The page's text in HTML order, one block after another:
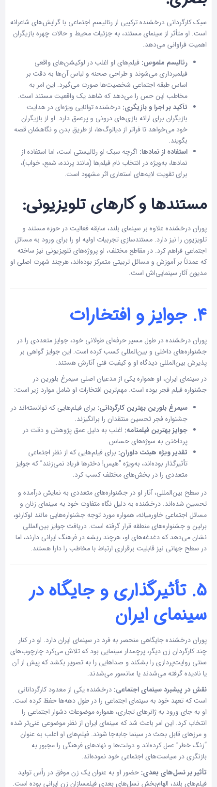
سبک کارگردانی درخشنده ترکیبی از رئالیسم اجتماعی با گرایش‌های شاعرانه
است. او متأثر از سینمای مستند، به جزئیات محیط و حالات چهره بازیگران
اهمیت فراوانی می‌دهد.
رئالیسم ملموس: فیلم‌های او اغلب در لوکیشن‌های واقعی
فیلمبرداری می‌شوند و طراحی صحنه و لباس آن‌ها به دقت بر
اساس طبقه اجتماعی شخصیت‌ها صورت می‌گیرد. این امر به
مخاطب این حس را می‌دهد که شاهد یک واقعیت مستند است.
تأکید بر اجرا و بازیگری: درخشنده توانایی ویژه‌ای در هدایت
بازیگران برای ارائه بازی‌های درونی و پرعمق دارد. او از بازیگران
خود می‌خواهد تا فراتر از دیالوگ‌ها، از طریق بدن و نگاهشان قصه
بگویند.
استفاده از نمادها: اگرچه سبک او رئالیستی است، اما استفاده از
نمادها، به‌ویژه در انتخاب نام فیلم‌ها (مانند پرنده، شمع، خواب)،
برای تقویت لایه‌های استعاری اثر مشهود است.
مستندها و کارهای تلویزیونی:
پوران درخشنده علاوه بر سینمای بلند، سابقه فعالیت در حوزه مستند و
تلویزیون را نیز دارد. مستندسازی تجربیات اولیه او را برای ورود به مسائل
اجتماعی فراهم کرد. در مقاطع مختلف، او پروژه‌های تلویزیونی نیز ساخته
که عمدتاً بر آموزش و مسائل تربیتی متمرکز بوده‌اند، هرچند شهرت اصلی او
مدیون آثار سینمایی‌اش است.
۴. جوایز و افتخارات
پوران درخشنده در طول مسیر حرفه‌ای طولانی خود، جوایز متعددی را در
جشنواره‌های داخلی و بین‌المللی کسب کرده است. این جوایز گواهی بر
پذیرش بین‌المللی دیدگاه او و کیفیت فنی آثارش هستند.
در سینمای ایران، او همواره یکی از مدعیان اصلی سیمرغ بلورین در
جشنواره فیلم فجر بوده است. مهم‌ترین افتخارات او شامل موارد زیر است:
سیمرغ بلورین بهترین کارگردانی: برای فیلم‌هایی که توانسته‌اند در
جشنواره فجر تحسین منتقدان را برانگیزند.
جوایز بهترین فیلمنامه: اغلب به دلیل عمق پژوهش و دقت در
پرداختن به سوژه‌های حساس.
تقدیر ویژه هیئت داوران: برای فیلم‌هایی که از نظر اجتماعی
تأثیرگذار بوده‌اند، به‌ویژه “هیس! دخترها فریاد نمی‌زنند” که جوایز
متعددی را در بخش‌های مختلف کسب کرد.
در سطح بین‌المللی، آثار او در جشنواره‌های متعددی به نمایش درآمده و
تحسین شده‌اند. درخشنده به دلیل نگاه متفاوت خود به سینمای زنان و
مسائل اجتماعی خاورمیانه، همواره مورد توجه جشنواره‌هایی مانند لوکارنو،
برلین و جشنواره‌های منطقه قرار گرفته است. دریافت جوایز بین‌المللی
نشان می‌دهد که دغدغه‌های او، هرچند ریشه در فرهنگ ایرانی دارند، اما
در سطح جهانی نیز قابلیت برقراری ارتباط با مخاطب را دارا هستند.
۵. تأثیرگذاری و جایگاه در
سینمای ایران
پوران درخشنده جایگاهی منحصر به فرد در سینمای ایران دارد. او در کنار
چند کارگردان زن دیگر، پرچمدار سینمایی بود که تلاش می‌کرد چارچوب‌های
سنتی روایت‌پردازی را بشکند و صداهایی را به تصویر بکشد که پیش از آن
یا نادیده گرفته می‌شدند یا سانسور می‌شدند.
نقش در پیشبرد سینمای اجتماعی: درخشنده یکی از معدود کارگردانانی
است که تعهد خود به سینمای اجتماعی را در طول دهه‌ها حفظ کرده است.
او به جای ورود به ژانرهای تجاری، همواره موضوعات دشوار اجتماعی را
انتخاب کرد. این امر باعث شد که سینمای ایران از نظر موضوعی غنی‌تر شده
و مرزهای قابل بحث در سینما جابه‌جا شوند. فیلم‌های او اغلب به عنوان
“زنگ خطر” عمل کرده‌اند و دولت‌ها و نهادهای فرهنگی را مجبور به
بازنگری در سیاست‌های اجتماعی خود نموده‌اند.
تأثیر بر نسل‌های بعدی: حضور او به عنوان یک زن موفق در رأس تولید
فیلم‌های بلند، الهام‌بخش نسل‌های بعدی فیلمسازان زن ایرانی بوده است.